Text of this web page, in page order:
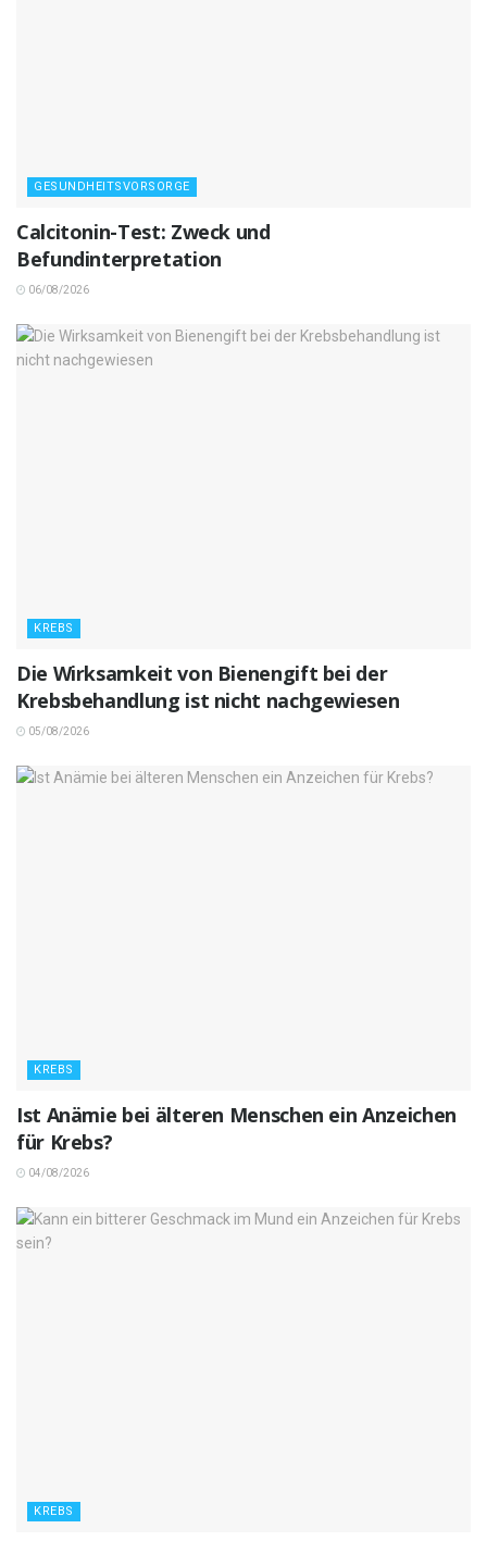
GESUNDHEITSVORSORGE
Calcitonin-Test: Zweck und
Befundinterpretation
06/08/2026
KREBS
Die Wirksamkeit von Bienengift bei der
Krebsbehandlung ist nicht nachgewiesen
05/08/2026
KREBS
Ist Anämie bei älteren Menschen ein Anzeichen
für Krebs?
04/08/2026
KREBS